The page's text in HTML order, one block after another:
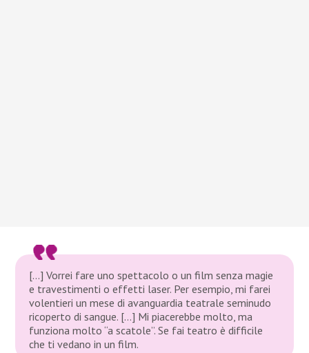
[…] Vorrei fare uno spettacolo o un film senza magie
e travestimenti o effetti laser. Per esempio, mi farei
volentieri un mese di avanguardia teatrale seminudo
ricoperto di sangue. […] Mi piacerebbe molto, ma
funziona molto “a scatole”. Se fai teatro è difficile
che ti vedano in un film.